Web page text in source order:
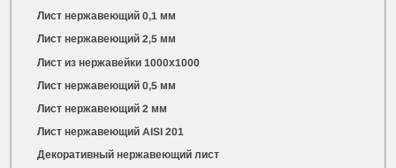
Лист нержавеющий 0,1 мм
Лист нержавеющий 2,5 мм
Лист из нержавейки 1000х1000
Лист нержавеющий 0,5 мм
Лист нержавеющий 2 мм
Лист нержавеющий AISI 201
Декоративный нержавеющий лист